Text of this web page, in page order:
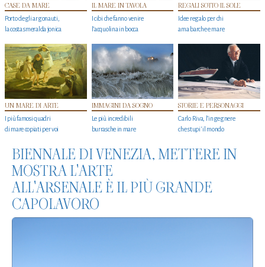
CASE DA MARE
Porto degli argonauti,
la costa smeralda jonica
IL MARE IN TAVOLA
I cibi che fanno venire
l’acquolina in bocca
REGALI SOTTO IL SOLE
Idee regalo per chi
ama barche e mare
UN MARE DI ARTE
I più famosi quadri
di mare copiati per voi
IMMAGINI DA SOGNO
Le più incredibili
burrasche in mare
STORIE E PERSONAGGI
Carlo Riva, l’ingegnere
che stupi' il mondo
BIENNALE DI VENEZIA, METTERE IN
MOSTRA L'ARTE
ALL'ARSENALE È IL PIÙ GRANDE
CAPOLAVORO